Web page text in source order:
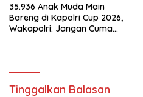
35.936 Anak Muda Main
Bareng di Kapolri Cup 2026,
Wakapolri: Jangan Cuma
Tinggalkan Balasan